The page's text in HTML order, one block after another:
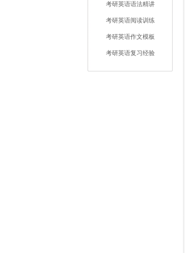
考研英语语法精讲
考研英语阅读训练
考研英语作文模板
考研英语复习经验